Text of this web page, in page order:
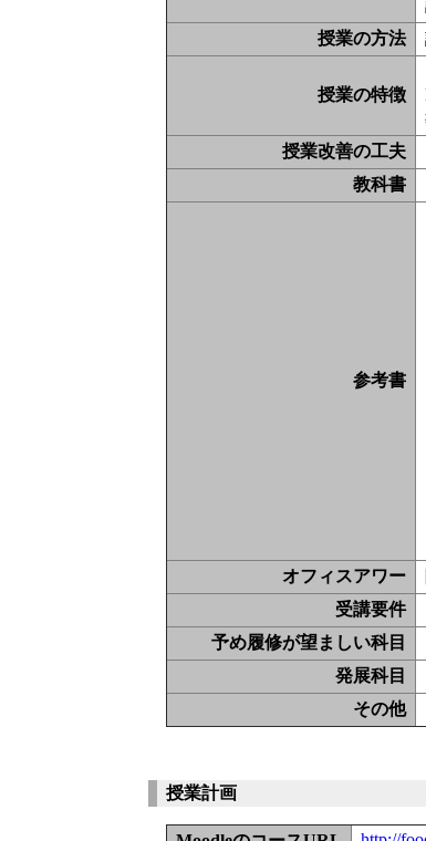
授業の方法
授業の特徴
授業改善の工夫
教科書
参考書
オフィスアワー
受講要件
予め履修が望ましい科目
発展科目
その他
授業計画